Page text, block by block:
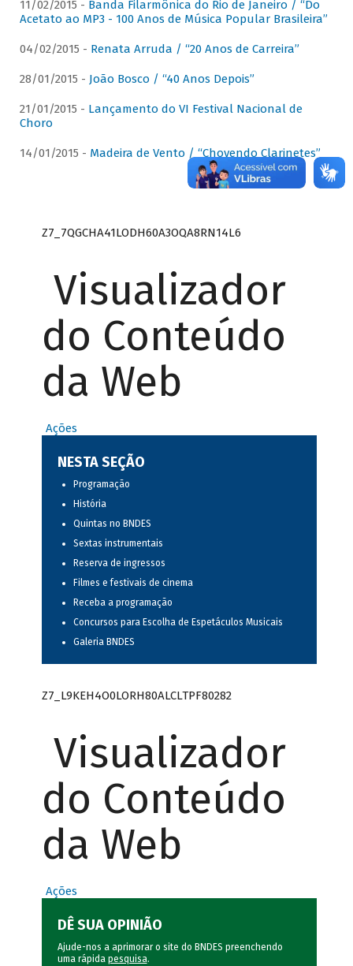
11/02/2015 - Banda Filarmônica do Rio de Janeiro / “Do
Acetato ao MP3 - 100 Anos de Música Popular Brasileira”
04/02/2015 - Renata Arruda / “20 Anos de Carreira”
28/01/2015 - João Bosco / “40 Anos Depois”
21/01/2015 - Lançamento do VI Festival Nacional de
Choro
14/01/2015 - Madeira de Vento / “Chovendo Clarinetes”
Z7_7QGCHA41LODH60A3OQA8RN14L6
Visualizador
do Conteúdo
da Web
Ações
NESTA SEÇÃO
Programação
História
Quintas no BNDES
Sextas instrumentais
Reserva de ingressos
Filmes e festivais de cinema
Receba a programação
Concursos para Escolha de Espetáculos Musicais
Galeria BNDES
Z7_L9KEH4O0LORH80ALCLTPF80282
Visualizador
do Conteúdo
da Web
Ações
DÊ SUA OPINIÃO
Ajude-nos a aprimorar o site do BNDES preenchendo
uma rápida pesquisa.